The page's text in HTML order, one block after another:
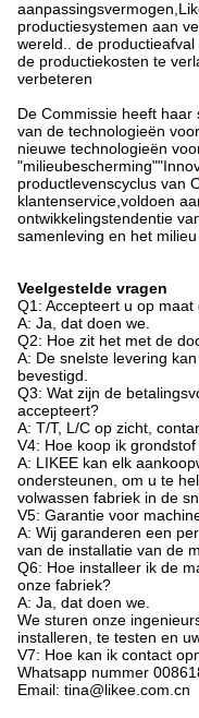
productiesystemen aan
wereld.. de
de productiekosten te
verbeteren
De Commissie heeft
van de technologieën
nieuwe technologieën
productlevenscyclus van
klantenservice,voldoen
ontwikkelingstendentie
samenleving en het
Veelgestelde vragen
Q1: Accepteert u op
A: Ja, dat doen we.
Q2: Hoe zit het met de
A: De snelste levering
bevestigd.
Q3: Wat zijn de
accepteert?
A: T/T, L/C op zicht,
V4: Hoe koop ik
A: LIKEE kan elk
ondersteunen, om u te
volwassen fabriek in de
V5: Garantie voor
A: Wij garanderen een
van de installatie van de
Q6: Hoe installeer ik de
onze fabriek?
A: Ja, dat doen we.
We sturen onze
installeren, te testen en
V7: Hoe kan ik contact
Whatsapp nummer
Email: tina@likee.com.cn